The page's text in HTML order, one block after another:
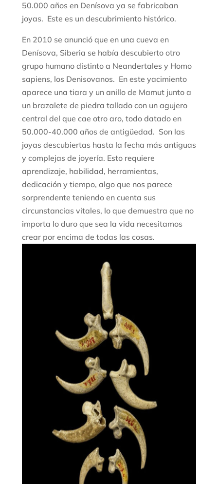
50.000 años en Denísova ya se fabricaban
joyas. Este es un descubrimiento histórico.
En 2010 se anunció que en una cueva en
Denísova, Siberia se había descubierto otro
grupo humano distinto a Neandertales y Homo
sapiens, los Denisovanos. En este yacimiento
aparece una tiara y un anillo de Mamut junto a
un brazalete de piedra tallado con un agujero
central del que cae otro aro, todo datado en
50.000-40.000 años de antigüedad. Son las
joyas descubiertas hasta la fecha más antiguas
y complejas de joyería. Esto requiere
aprendizaje, habilidad, herramientas,
dedicación y tiempo, algo que nos parece
sorprendente teniendo en cuenta sus
circunstancias vitales, lo que demuestra que no
importa lo duro que sea la vida necesitamos
crear por encima de todas las cosas.